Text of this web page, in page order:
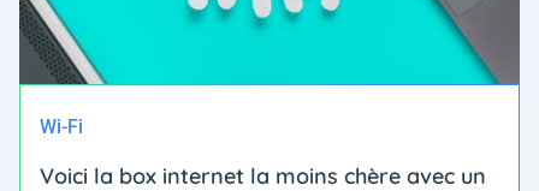
Wi-Fi
Voici la box internet la moins chère avec un